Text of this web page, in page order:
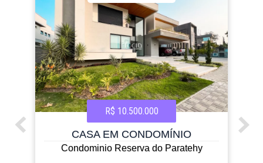
R$ 10.500.000
CASA EM CONDOMÍNIO
Condominio Reserva do Paratehy